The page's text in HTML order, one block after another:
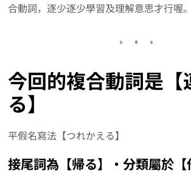
合動詞，逐少逐少學習及理解意思才行喔。
今回的複合動詞是【
る】
平假名寫法【つれかえる】
接尾詞為【帰る】‧分類屬於【